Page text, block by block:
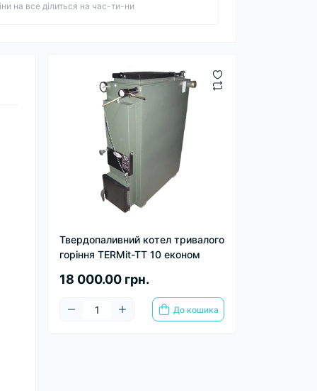
на все ділиться на час-ти-ни
Твердопаливний котел тривалого
горіння TERMit-TT 10 економ
18 000.00 грн.
До кошика